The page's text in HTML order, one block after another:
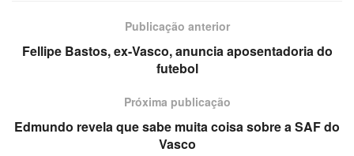
Publicação anterior
Fellipe Bastos, ex-Vasco, anuncia aposentadoria do
futebol
Próxima publicação
Edmundo revela que sabe muita coisa sobre a SAF do
Vasco